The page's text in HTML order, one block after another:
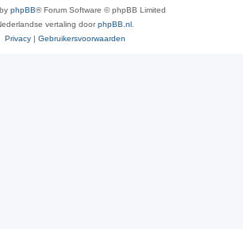
phpBB® Forum Software © phpBB Limited
vertaling doorphpBB.nl.
Privacy | Gebruikersvoorwaarden